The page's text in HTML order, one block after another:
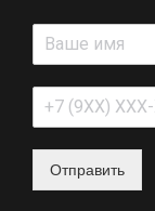
Отправить